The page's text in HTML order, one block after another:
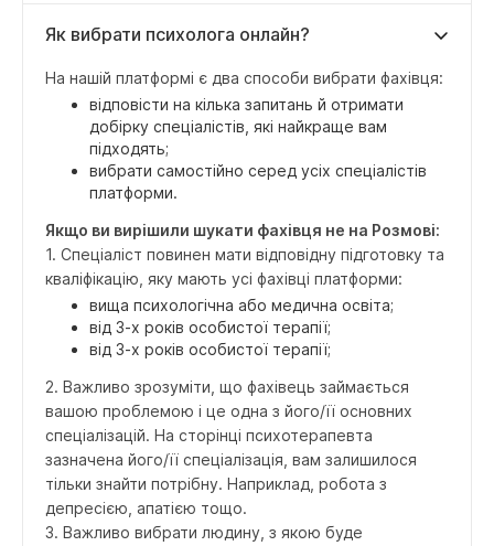
Як вибрати психолога онлайн?
На нашій платформі є два способи вибрати фахівця:
відповісти на кілька запитань й отримати
добірку спеціалістів, які найкраще вам
підходять;
вибрати самостійно серед усіх спеціалістів
платформи.
Якщо ви вирішили шукати фахівця не на Розмові:
1. Спеціаліст повинен мати відповідну підготовку та
кваліфікацію, яку мають усі фахівці платформи:
вища психологічна або медична освіта;
від 3-х років особистої терапії;
від 3-х років особистої терапії;
2. Важливо зрозуміти, що фахівець займається
вашою проблемою і це одна з його/її основних
спеціалізацій. На сторінці психотерапевта
зазначена його/її спеціалізація, вам залишилося
тільки знайти потрібну. Наприклад, робота з
депресією, апатією тощо.
3. Важливо вибрати людину, з якою буде